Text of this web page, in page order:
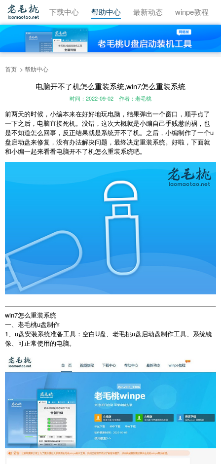
视频教程 下载中心 帮助中心 最新动态 winpe教程
首页 帮助中心
电脑开不了机怎么重装系统,win7怎么重装系统
时间：2022-09-02 作者：老毛桃
前两天的时候，小编本来在好好地玩电脑，结果弹出一个窗口，顺手点了
一下之后，电脑直接死机。没错，这次大概就是小编自己手贱惹的祸，也
是不知道怎么回事，反正结果就是系统开不了机。之后，小编制作了一个u
盘启动盘来修复，没有办法解决问题，最终决定重装系统。好啦，下面就
和小编一起来看看电脑开不了机怎么重装系统吧。
win7怎么重装系统
一、老毛桃u盘制作
1、u盘安装系统准备工具：空白U盘、老毛桃u盘启动盘制作工具、系统镜
像、可正常使用的电脑。